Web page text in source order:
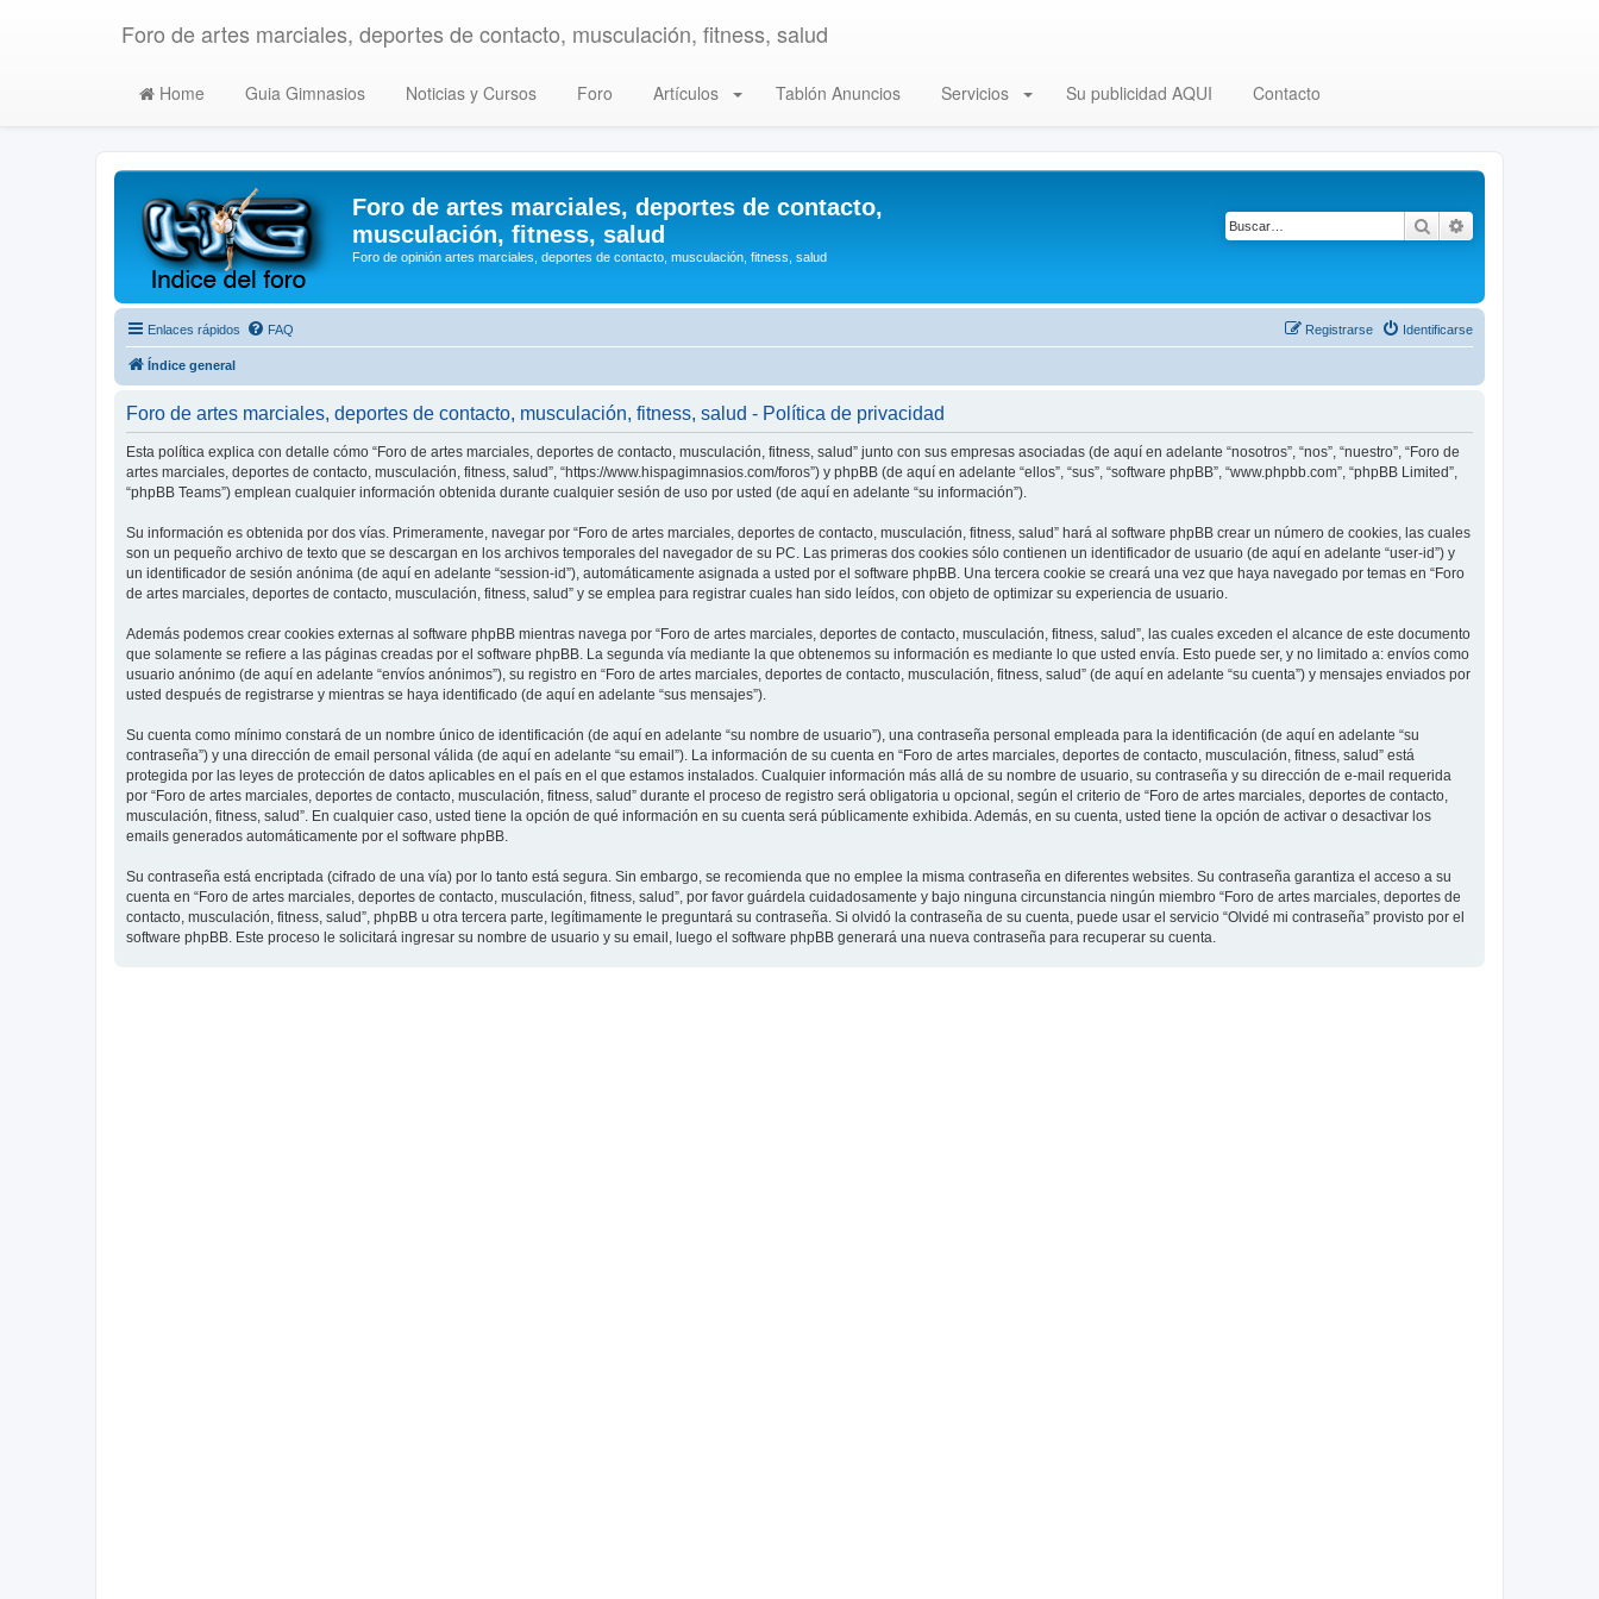
Foro de artes marciales, deportes de contacto, musculación, fitness, salud
Home Guia Gimnasios Noticias y Cursos Foro Artículos Tablón Anuncios Servicios Su publicidad AQUI Contacto
Foro de artes marciales, deportes de contacto,
musculación, fitness, salud
Foro de opinión artes marciales, deportes de contacto, musculación, fitness, salud
Buscar
Enlaces rápidos FAQ Identificarse
Registrarse
Índice general
Foro de artes marciales, deportes de contacto, musculación, fitness, salud - Política de privacidad
Esta política explica con detalle cómo “Foro de artes marciales, deportes de contacto, musculación, fitness, salud” junto con sus empresas asociadas (de aquí en adelante “nosotros”, “nos”, “nuestro”, “Foro de
artes marciales, deportes de contacto, musculación, fitness, salud”, “https://www.hispagimnasios.com/foros”) y phpBB (de aquí en adelante “ellos”, “sus”, “software phpBB”, “www.phpbb.com”, “phpBB Limited”,
“phpBB Teams”) emplean cualquier información obtenida durante cualquier sesión de uso por usted (de aquí en adelante “su información”).
Su información es obtenida por dos vías. Primeramente, navegar por “Foro de artes marciales, deportes de contacto, musculación, fitness, salud” hará al software phpBB crear un número de cookies, las cuales
son un pequeño archivo de texto que se descargan en los archivos temporales del navegador de su PC. Las primeras dos cookies sólo contienen un identificador de usuario (de aquí en adelante “user-id”) y
un identificador de sesión anónima (de aquí en adelante “session-id”), automáticamente asignada a usted por el software phpBB. Una tercera cookie se creará una vez que haya navegado por temas en “Foro
de artes marciales, deportes de contacto, musculación, fitness, salud” y se emplea para registrar cuales han sido leídos, con objeto de optimizar su experiencia de usuario.
Además podemos crear cookies externas al software phpBB mientras navega por “Foro de artes marciales, deportes de contacto, musculación, fitness, salud”, las cuales exceden el alcance de este documento
que solamente se refiere a las páginas creadas por el software phpBB. La segunda vía mediante la que obtenemos su información es mediante lo que usted envía. Esto puede ser, y no limitado a: envíos como
usuario anónimo (de aquí en adelante “envíos anónimos”), su registro en “Foro de artes marciales, deportes de contacto, musculación, fitness, salud” (de aquí en adelante “su cuenta”) y mensajes enviados por
usted después de registrarse y mientras se haya identificado (de aquí en adelante “sus mensajes”).
Su cuenta como mínimo constará de un nombre único de identificación (de aquí en adelante “su nombre de usuario”), una contraseña personal empleada para la identificación (de aquí en adelante “su
contraseña”) y una dirección de email personal válida (de aquí en adelante “su email”). La información de su cuenta en “Foro de artes marciales, deportes de contacto, musculación, fitness, salud” está
protegida por las leyes de protección de datos aplicables en el país en el que estamos instalados. Cualquier información más allá de su nombre de usuario, su contraseña y su dirección de e-mail requerida
por “Foro de artes marciales, deportes de contacto, musculación, fitness, salud” durante el proceso de registro será obligatoria u opcional, según el criterio de “Foro de artes marciales, deportes de contacto,
musculación, fitness, salud”. En cualquier caso, usted tiene la opción de qué información en su cuenta será públicamente exhibida. Además, en su cuenta, usted tiene la opción de activar o desactivar los
emails generados automáticamente por el software phpBB.
Su contraseña está encriptada (cifrado de una vía) por lo tanto está segura. Sin embargo, se recomienda que no emplee la misma contraseña en diferentes websites. Su contraseña garantiza el acceso a su
cuenta en “Foro de artes marciales, deportes de contacto, musculación, fitness, salud”, por favor guárdela cuidadosamente y bajo ninguna circunstancia ningún miembro “Foro de artes marciales, deportes de
contacto, musculación, fitness, salud”, phpBB u otra tercera parte, legítimamente le preguntará su contraseña. Si olvidó la contraseña de su cuenta, puede usar el servicio “Olvidé mi contraseña” provisto por el
software phpBB. Este proceso le solicitará ingresar su nombre de usuario y su email, luego el software phpBB generará una nueva contraseña para recuperar su cuenta.